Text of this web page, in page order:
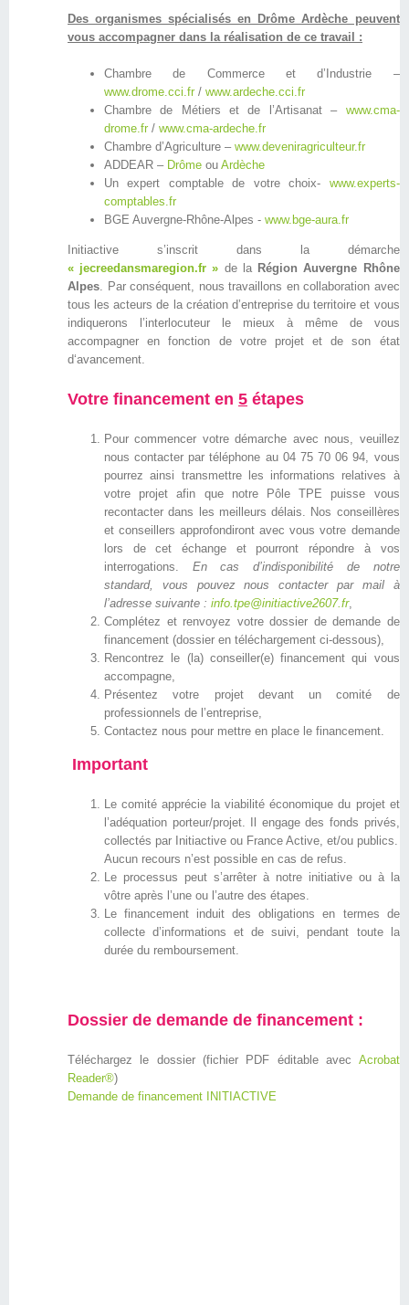
Des organismes spécialisés en Drôme Ardèche peuvent
vous accompagner dans la réalisation de ce travail :
Chambre de Commerce et d’Industrie –
www.drome.cci.fr / www.ardeche.cci.fr
Chambre de Métiers et de l’Artisanat – www.cma-
drome.fr / www.cma-ardeche.fr
Chambre d’Agriculture – www.deveniragriculteur.fr
ADDEAR – Drôme ou Ardèche
Un expert comptable de votre choix- www.experts-
comptables.fr
BGE Auvergne-Rhône-Alpes - www.bge-aura.fr
Initiactive s’inscrit dans la démarche
« jecreedansmaregion.fr » de la Région Auvergne Rhône
Alpes. Par conséquent, nous travaillons en collaboration avec
tous les acteurs de la création d’entreprise du territoire et vous
indiquerons l’interlocuteur le mieux à même de vous
accompagner en fonction de votre projet et de son état
d‘avancement.
Votre financement en 5 étapes
Pour commencer votre démarche avec nous, veuillez
nous contacter par téléphone au 04 75 70 06 94, vous
pourrez ainsi transmettre les informations relatives à
votre projet afin que notre Pôle TPE puisse vous
recontacter dans les meilleurs délais. Nos conseillères
et conseillers approfondiront avec vous votre demande
lors de cet échange et pourront répondre à vos
interrogations. En cas d’indisponibilité de notre
standard, vous pouvez nous contacter par mail à
l’adresse suivante : info.tpe@initiactive2607.fr,
Complétez et renvoyez votre dossier de demande de
financement (dossier en téléchargement ci-dessous),
Rencontrez le (la) conseiller(e) financement qui vous
accompagne,
Présentez votre projet devant un comité de
professionnels de l’entreprise,
Contactez nous pour mettre en place le financement.
Important
Le comité apprécie la viabilité économique du projet et
l’adéquation porteur/projet. Il engage des fonds privés,
collectés par Initiactive ou France Active, et/ou publics.
Aucun recours n’est possible en cas de refus.
Le processus peut s’arrêter à notre initiative ou à la
vôtre après l’une ou l’autre des étapes.
Le financement induit des obligations en termes de
collecte d’informations et de suivi, pendant toute la
durée du remboursement.
Dossier de demande de financement :
Téléchargez le dossier (fichier PDF éditable avec Acrobat
Reader®)
Demande de financement INITIACTIVE